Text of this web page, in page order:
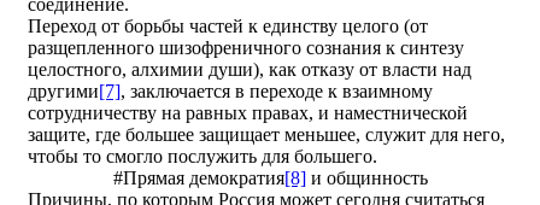
соединение.
Переход от борьбы частей к единству целого (от
разщепленного шизофреничного сознания к синтезу
целостного, алхимии души), как отказу от власти над
другими[7], заключается в переходе к взаимному
сотрудничеству на равных правах, и наместнической
защите, где большее защищает меньшее, служит для него,
чтобы то смогло послужить для большего.
#Прямая демократия[8]и общинность
Причины, по которым Россия может сегодня считаться